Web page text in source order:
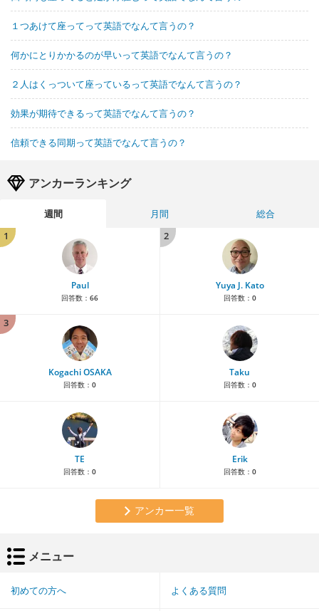
１つあけて座ってって英語でなんて言うの？
何かにとりかかるのが早いって英語でなんて言うの？
２人はくっついて座っているって英語でなんて言うの？
効果が期待できるって英語でなんて言うの？
信頼できる同期って英語でなんて言うの？
アンカーランキング
週間 月間
総合
1
Paul
回答数： 66
2
Yuya J. Kato
回答数： 0
3
Kogachi OSAKA
回答数： 0
Taku
回答数： 0
TE
回答数： 0
Erik
回答数： 0
アンカー一覧
メニュー
初めての方へ よくある質問